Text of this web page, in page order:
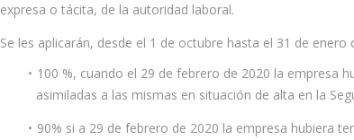
expresa o tácita, de la autoridad laboral.
Se les aplicarán, desde el 1 de octubre hasta el 31 de enero
100 %, cuando el 29 de febrero de 2020 la empresa
asimiladas a las mismas en situación de alta en la
90% si a 29 de febrero de 2020 la empresa hubiera